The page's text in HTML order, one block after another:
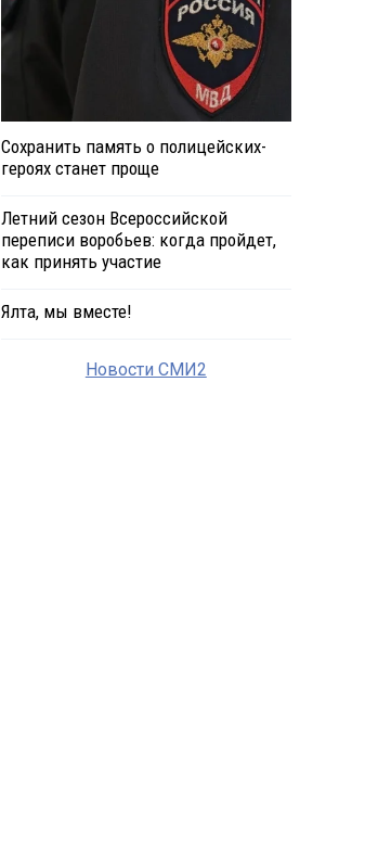
Сохранить память о полицейских-
героях станет проще
Летний сезон Всероссийской
переписи воробьев: когда пройдет,
как принять участие
Ялта, мы вместе!
Новости СМИ2